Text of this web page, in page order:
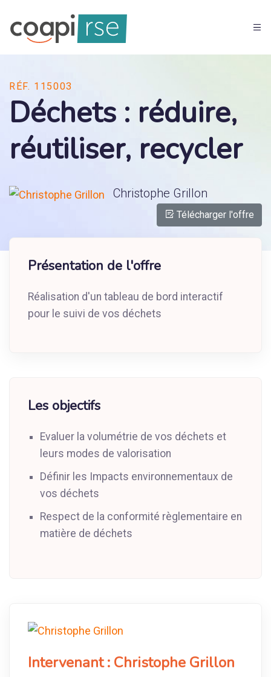
RÉF. 115003
Déchets : réduire,
réutiliser, recycler
Christophe Grillon
Télécharger l'offre
Présentation de l'offre
Réalisation d'un tableau de bord interactif
pour le suivi de vos déchets
Les objectifs
Evaluer la volumétrie de vos déchets et
leurs modes de valorisation
Définir les Impacts environnementaux de
vos déchets
Respect de la conformité règlementaire en
matière de déchets
Intervenant : Christophe Grillon